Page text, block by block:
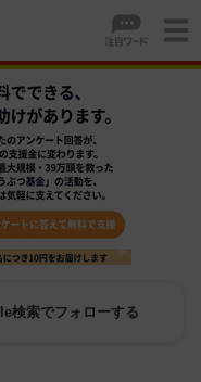
検索でフォローする